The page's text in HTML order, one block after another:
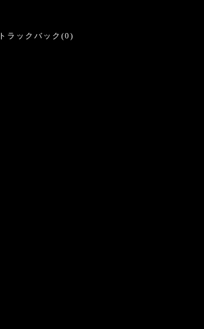
トラックバック(0)